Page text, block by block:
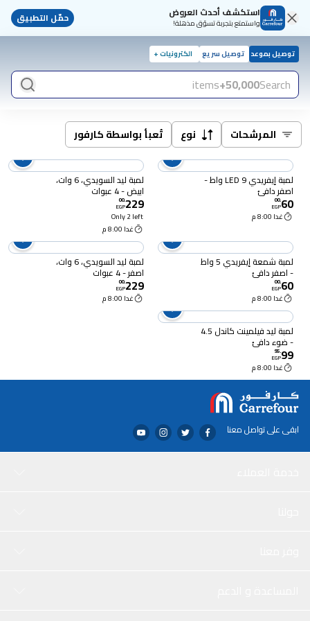
استكشف أحدث العروض
واستمتع بتجربة تسوّق مذهلة! حمّل التطبيق
توصيل بموعد توصيل سريع الكترونيات +
Search
50,000+
items
المرشحات نوع تُعبأ بواسطة كارفور
لمبة إيفريدي LED 9 واط -
اصفر دافئ
60
.
00
EGP
غدا 8:00 م
لمبة ليد السويدي، 6 وات،
ابيض - 4 عبوات
229
.
00
EGP
Only 2 left
غدا 8:00 م
لمبة شمعة إيفريدي 5 واط
- اصفر دافئ
60
.
00
EGP
غدا 8:00 م
لمبة ليد السويدي، 6 وات،
اصفر - 4 عبوات
229
.
00
EGP
غدا 8:00 م
لمبة ليد فيلمينت كاندل 4.5
- ضوء دافئ
99
.
95
EGP
غدا 8:00 م
ابقى على تواصل معنا